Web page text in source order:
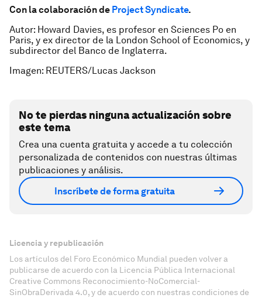
Con la colaboración de Project Syndicate.
Autor: Howard Davies, es profesor en Sciences Po en
Paris, y ex director de la London School of Economics, y
subdirector del Banco de Inglaterra.
Imagen: REUTERS/Lucas Jackson
No te pierdas ninguna actualización sobre
este tema
Crea una cuenta gratuita y accede a tu colección
personalizada de contenidos con nuestras últimas
publicaciones y análisis.
Inscríbete de forma gratuita
Licencia y republicación
Los artículos del Foro Económico Mundial pueden volver a
publicarse de acuerdo con la Licencia Pública Internacional
Creative Commons Reconocimiento-NoComercial-
SinObraDerivada 4.0, y de acuerdo con nuestras condiciones de